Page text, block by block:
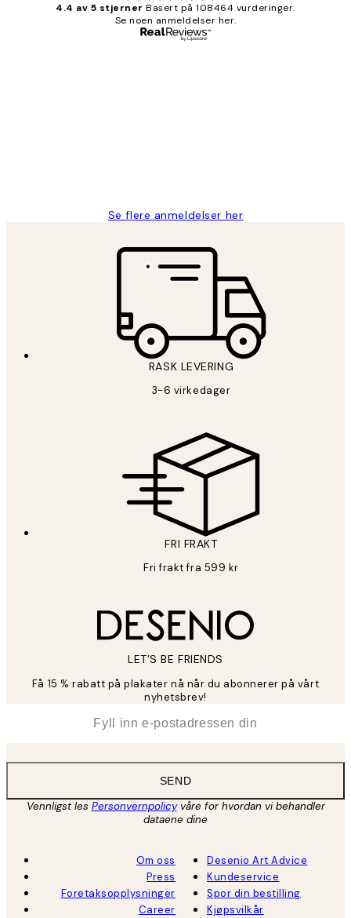
4.4 av 5 stjerner Basert på 108464 vurderinger.
Se noen anmeldelser her.
Se flere anmeldelser her
RASK LEVERING
3-6 virkedager
FRI FRAKT
Fri frakt fra 599 kr
LET’S BE FRIENDS
Få 15 % rabatt på plakater nå når du abonnerer på vårt
nyhetsbrev!
SEND
Vennligst les Personvernpolicyvåre for hvordan vi behandler
dataene dine
Om oss
Press
Foretaksopplysninger
Career
Desenio Art Advice
Kundeservice
Spor din bestilling
Kjøpsvilkår